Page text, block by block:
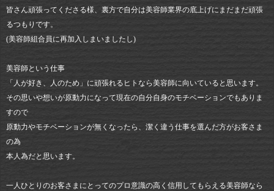
皆さん頑張ってくださる様、裏方で自分は美容師業界の底上げにまだまだ頑張
るつもりです。
(美容師組合員に再加入しまいましたし)
美容師という仕事
「人が好き、人のため」に頑張れるヒトなら美容師に向いていると思います。
その思いや想いが原動力になって現在の自分自身のモチベーションでもありま
すので
原動力やモチベーションが無くなったら、潔く違う仕事を選んだ方がお客さま
の為
本人為だと思います。
一人ひとりのお客さまにとってのプロ意識の高く信用してもらえる美容師なら